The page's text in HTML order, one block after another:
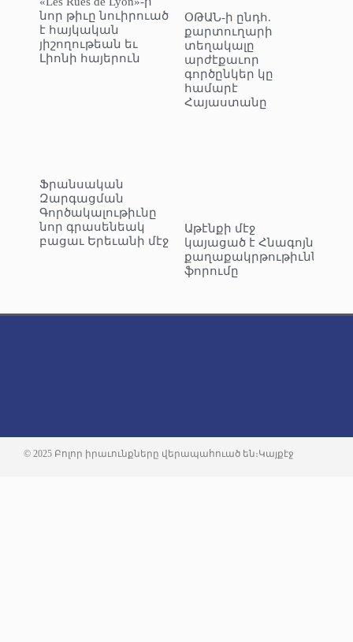
նոր թիւը նուիրուած
է հայկական
յիշողութեան եւ
Լիոնի հայերուն
Ֆրանսական
Զարգացման
Գործակալութիւնը
նոր գրասենեակ
բացաւ Երեւանի մէջ
ՕԹԱՆ-ի ընդհ.
քարտուղարի
տեղակալը
արժէքաւոր
գործընկեր կը
համարէ
Հայաստանը
Աթէնքի մէջ
կայացած է Հնագոյն
քաղաքակրթութիւններու
ֆորումը
© 2025 Բոլոր իրաւունքները վերապահուած են։Կայքէջ